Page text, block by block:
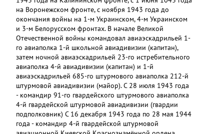
на Воронежском фронте, с ноября 1943 года до
окончания войны на 1-м Украинском, 4-м Украинском
и 3-м Белорусском фронтах. В начале Великой
Отечественной войны командовал авиаэскадрильей 1-
го авиаполка 1-й школьной авиадивизии (капитан),
затем ночной авиаэскадрильей 23-го истребительного
авиаполка 4-й авиадивизии (капитан) и 1-й
авиаэскадрильей 685-го штурмового авиаполка 212-й
штурмовой авиадивизии (майор). С 28 июля 1943 года
- командир 91-го гвардейского штурмового авиаполка
4-й гвардейской штурмовой авиадивизии (гвардии
подполковник) С 16 декабря 1943 года по 28 мая 1944
года - командир 4-й гвардейской штурмовой